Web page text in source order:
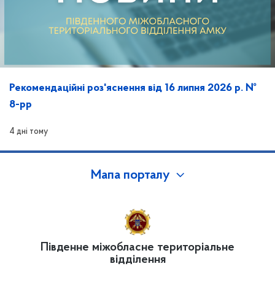
Рекомендаційні роз'яснення від 16 липня 2026 р. №
8-рр
4 дні тому
Мапа порталу
Південне міжобласне територіальне
відділення